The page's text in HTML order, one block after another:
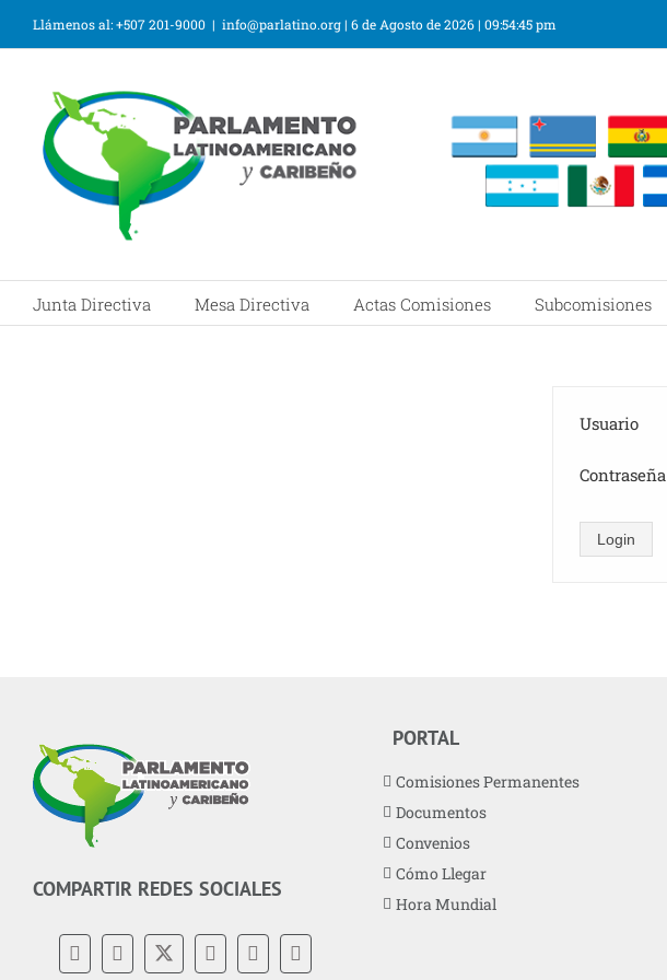
Llámenos al: +507 201-9000 | info@parlatino.org| 6 de Agosto de 2026| 09:54:45 pm
Junta Directiva Mesa Directiva Actas Comisiones Subcomisiones
Usuario
Contraseña
Login
COMPARTIR REDES SOCIALES
PORTAL
Comisiones Permanentes
Documentos
Convenios
Cómo Llegar
Hora Mundial